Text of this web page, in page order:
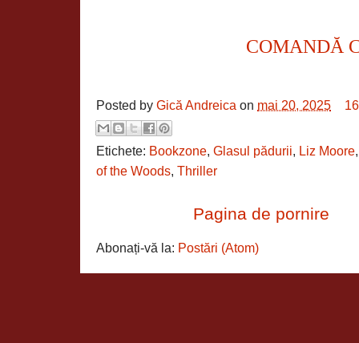
COMANDĂ
Posted by Gică Andreica on mai 20, 2025
Etichete: Bookzone, Glasul pădurii, Liz Moore
of the Woods, Thriller
Pagina de pornire
Abonați-vă la: Postări (Atom)